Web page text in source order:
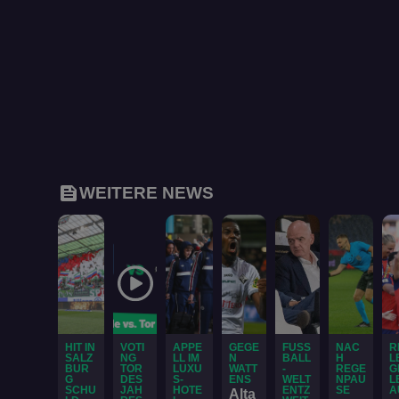
feedWEITERE NEWS
HIT IN
SALZ
BUR
G
SCHU
VOTI
NG
TOR
DES
JAH
APPE
LL IM
LUXU
S-
HOTE
GEGE
N
WATT
ENS
Alta
FUSS
BALL
-
WELT
ENTZ
NAC
H
REGE
NPAU
SE